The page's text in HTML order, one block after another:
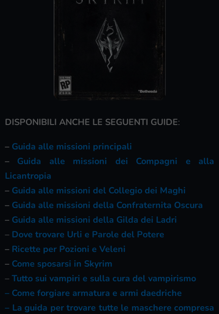
DISPONIBILI ANCHE LE SEGUENTI GUIDE:
– Guida alle missioni principali
– Guida alle missioni dei Compagni e alla
Licantropia
– Guida alle missioni del Collegio dei Maghi
– Guida alle missioni della Confraternita Oscura
– Guida alle missioni della Gilda dei Ladri
– Dove trovare Urli e Parole del Potere
– Ricette per Pozioni e Veleni
– Come sposarsi in Skyrim
– Tutto sui vampiri e sulla cura del vampirismo
– Come forgiare armatura e armi daedriche
– La guida per trovare tutte le maschere compresa